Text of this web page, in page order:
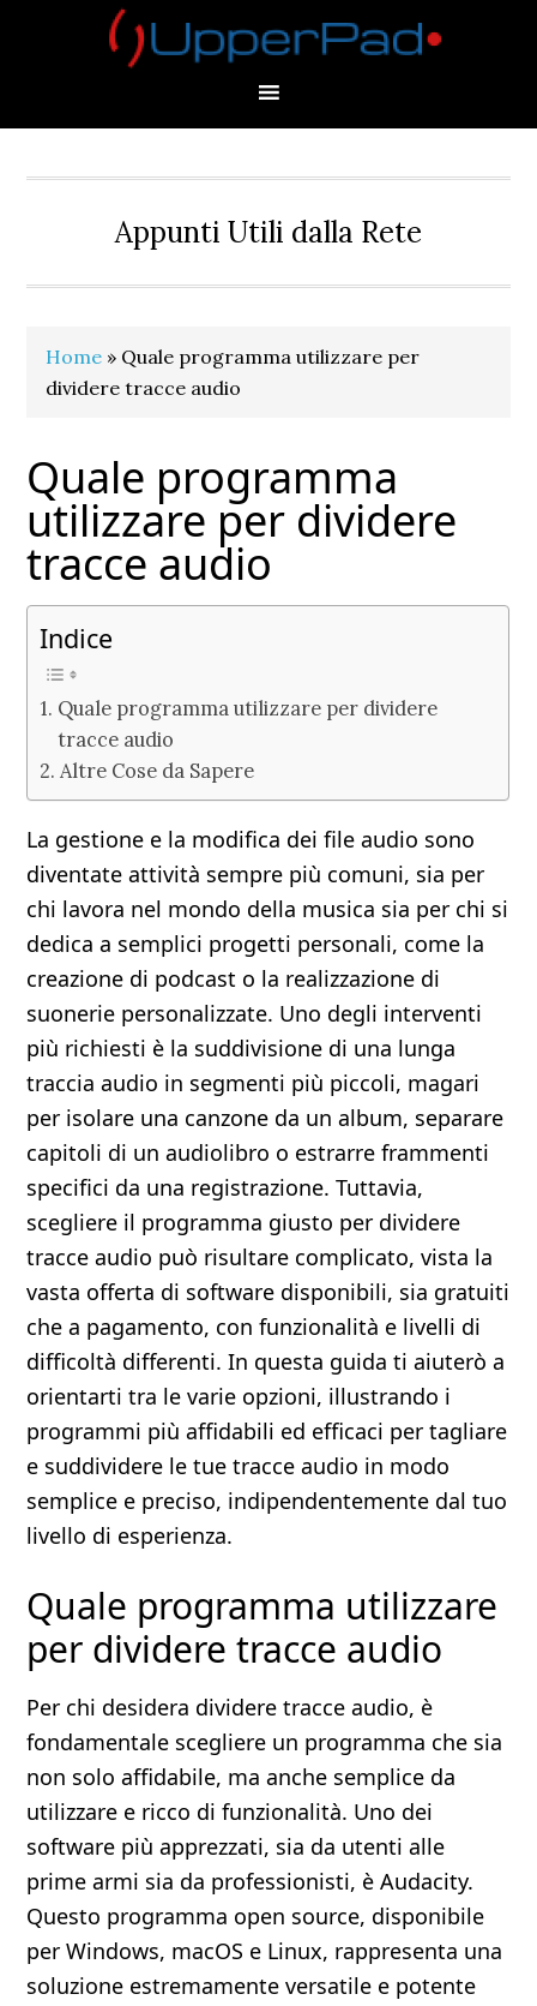
Appunti Utili dalla Rete
Home » Quale programma utilizzare per
dividere tracce audio
Quale programma
utilizzare per dividere
tracce audio
Indice
Quale programma utilizzare per dividere
tracce audio
Altre Cose da Sapere
La gestione e la modifica dei file audio sono
diventate attività sempre più comuni, sia per
chi lavora nel mondo della musica sia per chi si
dedica a semplici progetti personali, come la
creazione di podcast o la realizzazione di
suonerie personalizzate. Uno degli interventi
più richiesti è la suddivisione di una lunga
traccia audio in segmenti più piccoli, magari
per isolare una canzone da un album, separare
capitoli di un audiolibro o estrarre frammenti
specifici da una registrazione. Tuttavia,
scegliere il programma giusto per dividere
tracce audio può risultare complicato, vista la
vasta offerta di software disponibili, sia gratuiti
che a pagamento, con funzionalità e livelli di
difficoltà differenti. In questa guida ti aiuterò a
orientarti tra le varie opzioni, illustrando i
programmi più affidabili ed efficaci per tagliare
e suddividere le tue tracce audio in modo
semplice e preciso, indipendentemente dal tuo
livello di esperienza.
Quale programma utilizzare
per dividere tracce audio
Per chi desidera dividere tracce audio, è
fondamentale scegliere un programma che sia
non solo affidabile, ma anche semplice da
utilizzare e ricco di funzionalità. Uno dei
software più apprezzati, sia da utenti alle
prime armi sia da professionisti, è Audacity.
Questo programma open source, disponibile
per Windows, macOS e Linux, rappresenta una
soluzione estremamente versatile e potente